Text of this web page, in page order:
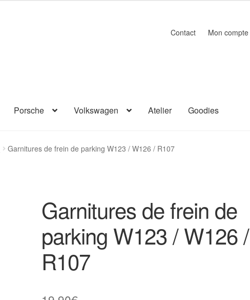
Contact Mon compte
Porsche Volkswagen Atelier Goodies
Garnitures de frein de parking W123 / W126 / R107
Garnitures de frein de
parking W123 / W126 /
R107